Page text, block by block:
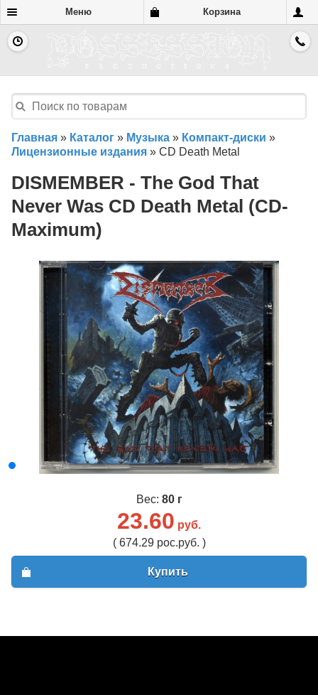
Меню Корзина
Главная » Каталог » Музыка » Компакт-диски »
Лицензионные издания » CD Death Metal
DISMEMBER - The God That
Never Was CD Death Metal (CD-
Maximum)
Вес: 80 г
23.60 руб.
( 674.29 рос.руб. )
Купить